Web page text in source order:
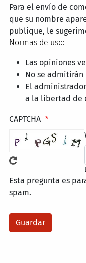
Para el envío de
que su nombre
publique, le
Normas de uso:
Las opiniones
No se admitirán
El
a la libertad de
CAPTCHA
Esta pregunta es
spam.